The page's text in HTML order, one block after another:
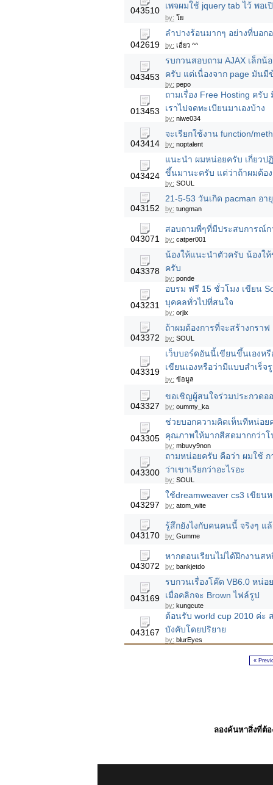
043510
เพจผมใช้ jquery tab ไว้ พอ
by: โย
042619
ลำปางร้อนมากๆ อย่างที่บอก
by: เอี่ยว ^^
043453
รบกวนสอบถาม AJAX เล็กน้
ครับ แต่เนื่องจาก page มัน
by: pepo
013453
ถามเรื่อง Free Hosting ครั
เราไปจดทะเบียนมาเองบ้าง
by: niwe034
043414
จะเรียกใช้งาน function/
by: noptalent
043424
แนะนำ ผมหน่อยครับ เกี่ยว
ขึ้นมานะครับ แต่ว่าถ้าผมต้อ
by: SOUL
043152
21-5-53 วันเกิด pacman อ
by: tungman
043071
สอบถามพี่ๆที่มีประสบการณ์
by: catper001
043378
น้องให้แนะนำตัวครับ น้องให้
ครับ
by: ponde
043231
อบรม ฟรี 15 ชั่วโมง เขียน
บุคคลทั่วไปที่สนใจ
by: orjix
043372
ถ้าผมต้องการที่จะสร้างกรา
by: SOUL
043319
เว็บบอร์ดอันนี้เขียนขึ้นเองห
เขียนเองหรือว่ามีแบบสำเร็จ
by: ข้อมูล
043327
ขอเชิญผู้สนใจร่วมประกวด
by: oummy_ka
043305
ช่วยบอกความคิดเห็นทีหน่อย
คุณภาพให้มากสีสดมากกว่า
by: mbuvy9non
043300
ถามหน่อยครับ คือว่า ผมใช้
ว่าเขาเรียกว่าอะไรอะ
by: SOUL
043297
ใช้dreamweaver cs3 เขียน
by: atom_wite
043170
รู้สึกยังไงกับคนคนนี้ จริงๆ แ
by: Gumme
043072
หากตอนเรียนไม่ได้ฝึกงานส
by: bankjetdo
043169
รบกวนเรื่องโค๊ด VB6.0 หน่
เมื่อคลิกจะ Brown ไฟล์รูป
by: kungcute
043167
ต้อนรับ world cup 2010 ค่ะ
บังคับโดยปริยาย
by: blurEyes
«
ลองค้นหาสิ่งที่ต้อ